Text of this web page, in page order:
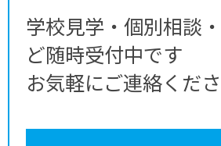
学校見学・個別相談
ど随時受付中です
お気軽にご連絡くだ